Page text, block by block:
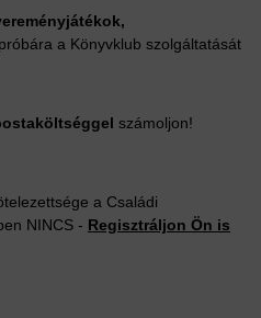
a Könyvklub szolgáltatását
számoljon!
a Családi
NINCS - Regisztráljon Ön is